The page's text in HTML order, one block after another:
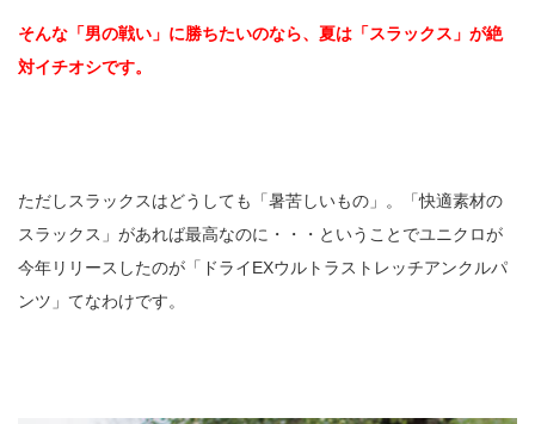
そんな「男の戦い」に勝ちたいのなら、夏は「スラックス」が絶
対イチオシです。
ただしスラックスはどうしても「暑苦しいもの」。「快適素材の
スラックス」があれば最高なのに・・・ということでユニクロが
今年リリースしたのが「ドライEXウルトラストレッチアンクルパ
ンツ」てなわけです。